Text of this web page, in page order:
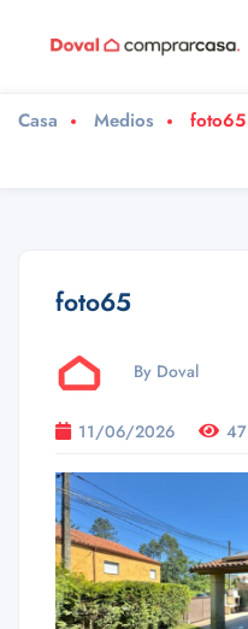
Casa Medios foto65
foto65
By Doval
11/06/2026 47